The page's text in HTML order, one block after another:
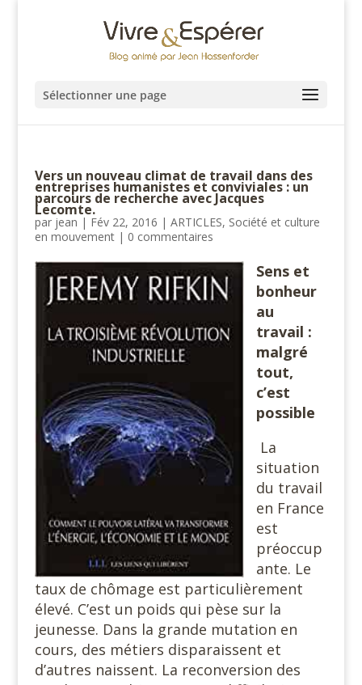
Sélectionner une page
Vers un nouveau climat de travail dans des
entreprises humanistes et conviviales : un
parcours de recherche avec Jacques
Lecomte.
par jean | Fév 22, 2016 | ARTICLES, Société et culture
en mouvement| 0 commentaires
Sens et
bonheur
au
travail :
malgré
tout,
c’est
possible
La
situation
du travail
en France
est
préoccup
ante. Le
taux de chômage est particulièrement
élevé. C’est un poids qui pèse sur la
jeunesse. Dans la grande mutation en
cours, des métiers disparaissent et
d’autres naissent. La reconversion des